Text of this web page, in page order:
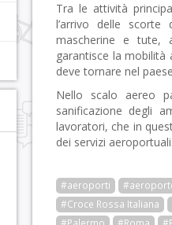
Tra le attività
l’arrivo delle
mascherine e tute,
garantisce la mobilità
deve tornare nel
Nello scalo aereo
sanificazione degli
lavoratori, che in
dei servizi aeroportuali.
#aeroporti
#Croce Rossa Italiana